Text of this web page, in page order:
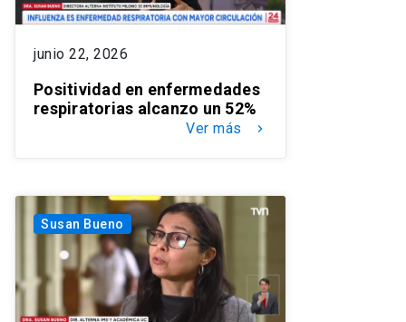
junio 22, 2026
Positividad en enfermedades
respiratorias alcanzo un 52%
Ver más keyboard_arrow_right
Susan Bueno